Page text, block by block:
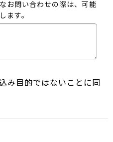
お問い合わせの際は、可能
ます。
み目的ではないことに同